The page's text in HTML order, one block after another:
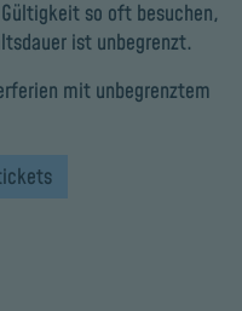
so oft besuchen,
ist unbegrenzt.
mit unbegrenztem